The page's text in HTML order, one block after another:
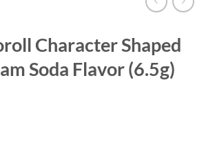
Character Shaped
Soda Flavor (6.5g)